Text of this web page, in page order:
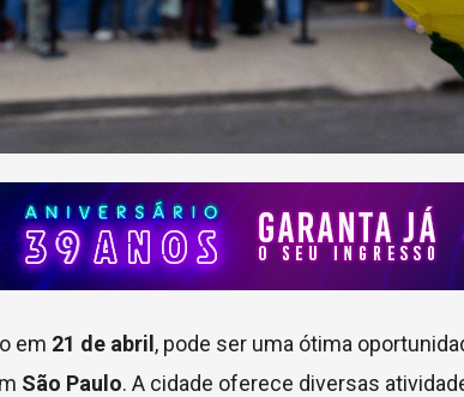
em 21 de abril , pode ser uma ótima
São Paulo. A cidade oferece diversas